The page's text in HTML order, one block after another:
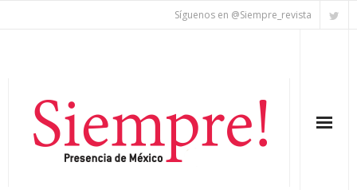
Síguenos en @Siempre_revista